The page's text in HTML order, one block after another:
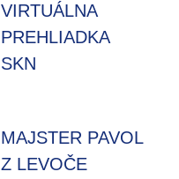
VIRTUÁLNA
PREHLIADKA
SKN
MAJSTER PAVOL
Z LEVOČE